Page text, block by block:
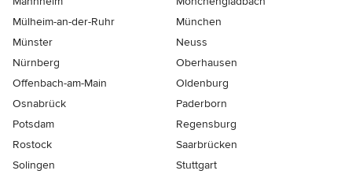
Mülheim-an-der-Ruhr
München
Münster
Neuss
Nürnberg
Oberhausen
Offenbach-am-Main
Oldenburg
Osnabrück
Paderborn
Potsdam
Regensburg
Rostock
Saarbrücken
Solingen
Stuttgart